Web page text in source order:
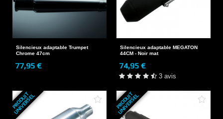
Silencieux adaptable Trumpet
Chrome 47cm
77,95 €
Silencieux adaptable MEGATON
44CM - Noir mat
74,95 €
3 avis
P
R
O
D
U
I
T
U
N
I
V
E
R
S
E
L P
R
O
D
U
I
T
U
N
I
V
E
R
S
E
L